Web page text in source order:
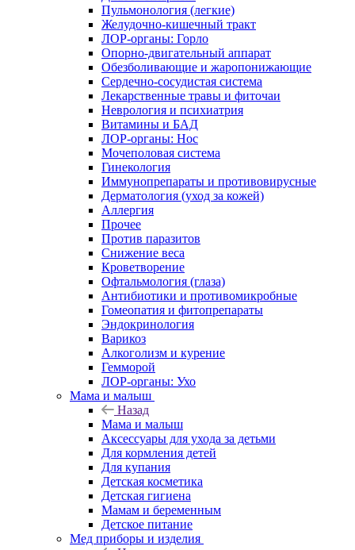
Пульмонология (легкие)
Желудочно-кишечный тракт
ЛОР-органы: Горло
Опорно-двигательный аппарат
Обезболивающие и жаропонижающие
Сердечно-сосудистая система
Лекарственные травы и фиточаи
Неврология и психиатрия
Витамины и БАД
ЛОР-органы: Нос
Мочеполовая система
Гинекология
Иммунопрепараты и противовирусные
Дерматология (уход за кожей)
Аллергия
Прочее
Против паразитов
Снижение веса
Кроветворение
Офтальмология (глаза)
Антибиотики и противомикробные
Гомеопатия и фитопрепараты
Эндокринология
Варикоз
Алкоголизм и курение
Гемморой
ЛОР-органы: Ухо
Мама и малыш
Назад
Мама и малыш
Аксессуары для ухода за детьми
Для кормления детей
Для купания
Детская косметика
Детская гигиена
Мамам и беременным
Детское питание
Мед приборы и изделия